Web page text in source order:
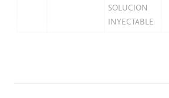
SOLUCION
INYECTABLE